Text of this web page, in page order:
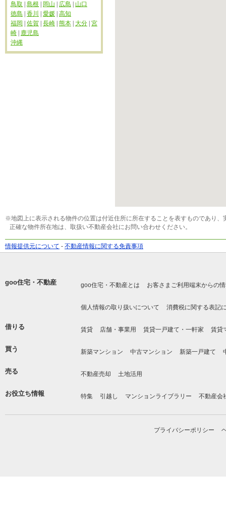
鳥取
島根 岡山 広島
山口
徳島
香川 愛媛 高知
福岡
佐賀 長崎 熊本 大分 宮
崎
鹿児島
沖縄
※地図上に表示される物件の位置は付近住所に所在することを表すものであり
正確な物件所在地は、取扱い不動産会社にお問い合わせください。
情報提供元について - 不動産情報に関する免責事項
goo住宅・不動産 goo住宅・不動産とは お客さまご利用端末からの
個人情報の取り扱いについて 消費税に関する表記
借りる 賃貸 店舗・事業用 賃貸一戸建て・一軒家 賃貸
買う 新築マンション 中古マンション 新築一戸建て
売る 不動産売却 土地活用
お役立ち情報 特集 引越し マンションライブラリー 不動産会
プライバシーポリシー